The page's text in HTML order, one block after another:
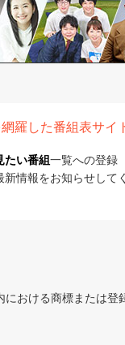
羅した番組表サイ
たい番組 一覧への登録
新情報をお知らせして
おける商標または登